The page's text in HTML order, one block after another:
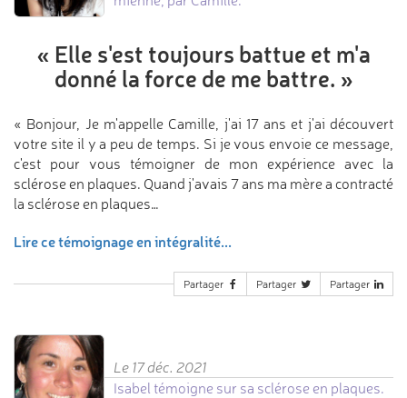
« Elle s'est toujours battue et m'a
donné la force de me battre. »
« Bonjour, Je m'appelle Camille, j'ai 17 ans et j'ai découvert
votre site il y a peu de temps. Si je vous envoie ce message,
c'est pour vous témoigner de mon expérience avec la
sclérose en plaques. Quand j'avais 7 ans ma mère a contracté
la sclérose en plaques…
Lire ce témoignage en intégralité...
Partager Partager Partager
Le 17 déc. 2021
Isabel témoigne sur sa sclérose en plaques.